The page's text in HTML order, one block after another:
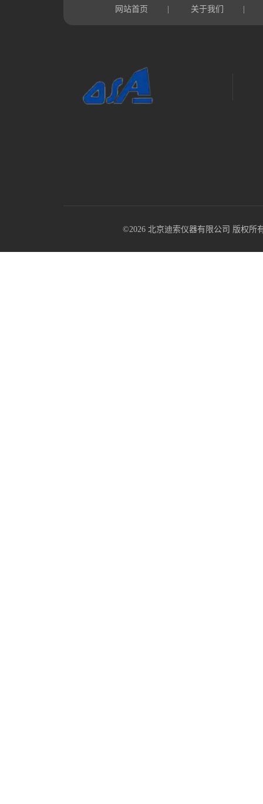
网站首页 | 关于我们 |
©2026 北京迪索仪器有限公司 版权所